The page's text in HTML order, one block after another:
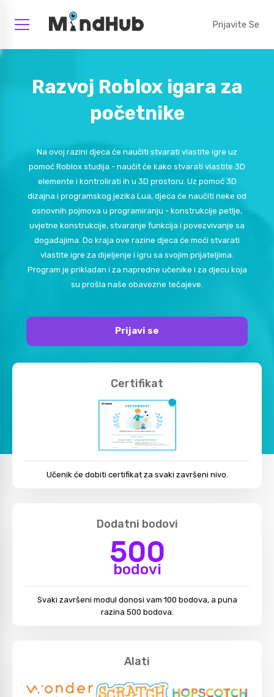
Prijavite Se
Razvoj Roblox igara za
početnike
Na ovoj razini djeca će naučiti stvarati vlastite igre uz
pomoć Roblox studija - naučit će kako stvarati vlastite 3D
elemente i kontrolirati ih u 3D prostoru. Uz pomoć 3D
dizajna i programskog jezika Lua, djeca će naučiti neke od
osnovnih pojmova u programiranju - konstrukcije petlje,
uvjetne konstrukcije, stvaranje funkcija i povezvivanje sa
događajima. Do kraja ove razine djeca će moći stvarati
vlastite igre za dijeljenje i igru sa svojim prijateljima.
Program je prikladan i za napredne učenike i za djecu koja
su prošla naše obavezne tečajeve.
Prijavi se
Certifikat
Učenik će dobiti certifikat za svaki završeni nivo.
Dodatni bodovi
500
bodovi
Svaki završeni modul donosi vam 100 bodova, a puna
razina 500 bodova.
Alati